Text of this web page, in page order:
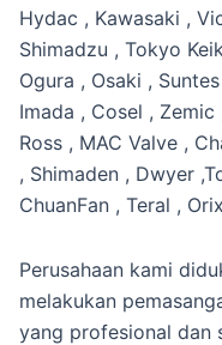
Hydac , Kawasaki ,
Shimadzu , Tokyo
Ogura , Osaki ,
Imada , Cosel ,
Ross , MAC Valve ,
, Shimaden , Dwyer
ChuanFan , Teral ,
Perusahaan kami
melakukan
yang profesional dan